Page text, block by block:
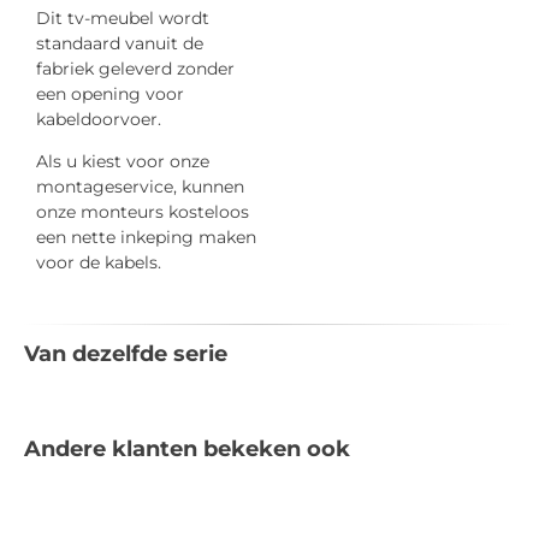
Dit tv-meubel wordt
standaard vanuit de
fabriek geleverd zonder
een opening voor
kabeldoorvoer.
Als u kiest voor onze
montageservice, kunnen
onze monteurs kosteloos
een nette inkeping maken
voor de kabels.
Van dezelfde serie
Andere klanten bekeken ook